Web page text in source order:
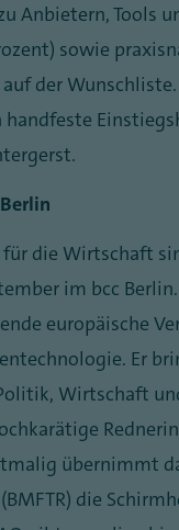
Anbietern, Tools
sowie
der
die Wirtschaft
im bcc
europäische
Er
Wirtschaft
übernimmt
die